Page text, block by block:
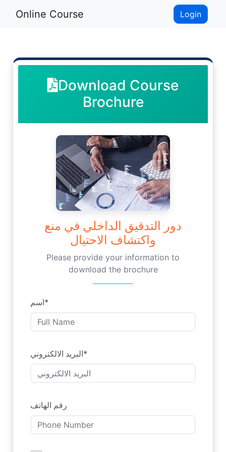
Online Course Login
Download Course
Brochure
دور التدقيق الداخلي في منع
واكتشاف الاحتيال
Please provide your information to
download the brochure
اسم*
البريد الالكتروني*
رقم الهاتف